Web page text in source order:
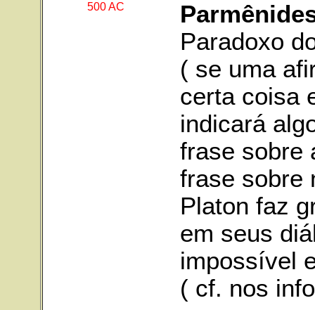
500 AC
Paradoxo
( se uma
certa coisa
indicará
frase sobre
frase sobre
Platon faz
em seus
impossível
( cf. nos